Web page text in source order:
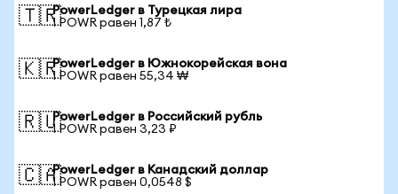
🇹🇷PowerLedger в Турецкая лира
1 POWR равен 1,87 ₺
🇰🇷PowerLedger в Южнокорейская вона
1 POWR равен 55,34 ₩
🇷🇺PowerLedger в Российский рубль
1 POWR равен 3,23 ₽
🇨🇦PowerLedger в Канадский доллар
1 POWR равен 0,0548 $